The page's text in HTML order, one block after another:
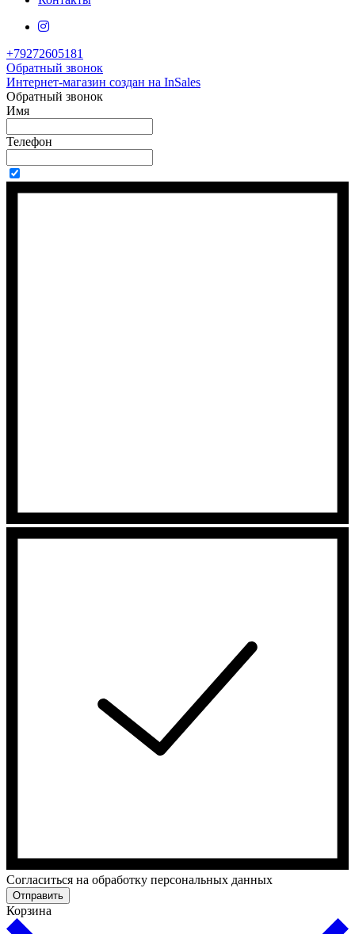
+79272605181
Обратный звонок
Интернет-магазин создан на InSales
Обратный звонок
Имя
Телефон
Cогласиться на обработку персональных данных
Отправить
Корзина